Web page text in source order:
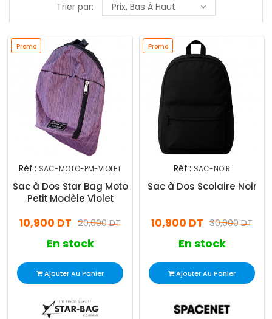
Trier par:
Prix, Bas À Haut
Promo
Réf : SAC-MOTO-PM-VIOLET
Sac à Dos Star Bag Moto
Petit Modèle Violet
20,000 DT
10,900 DT
En stock
Ajouter Au Panier
Promo
Réf : SAC-NOIR
Sac à Dos Scolaire Noir
30,000 DT
10,900 DT
En stock
Ajouter Au Panier